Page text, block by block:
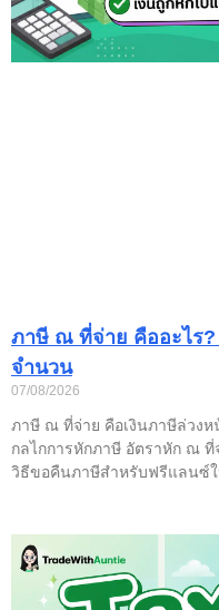
ภาษี ณ ที่จ่าย คืออะไร?
จำนวน
07/08/2026
ภาษี ณ ที่จ่าย คือเงินภาษีล่วง
กลไกการหักภาษี อัตราหัก ณ
วิธีขอคืนภาษีสำหรับฟรีแลนซ์